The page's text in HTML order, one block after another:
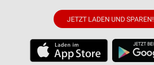
JETZT LADEN UND SPAREN!